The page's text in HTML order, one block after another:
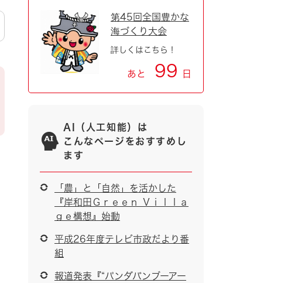
第45回全国豊かな
海づくり大会
詳しくはこちら！
あと 99 日
AI（人工知能）は
こんなページをおすすめし
ます
「農」と「自然」を活かした
『岸和田Ｇｒｅｅｎ Ｖｉｌｌａ
ｇｅ構想』始動
平成26年度テレビ市政だより番
組
報道発表『“パンダバンブーアー